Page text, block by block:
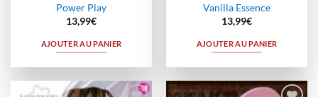
Power Play
13,99€
AJOUTER AU PANIER
Vanilla Essence
13,99€
AJOUTER AU PANIER